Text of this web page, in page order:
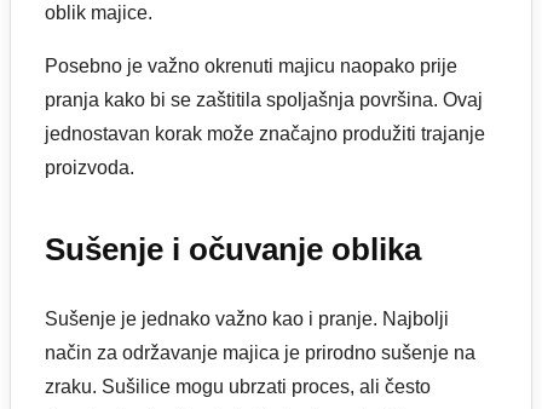
oblik majice.
Posebno je važno okrenuti majicu naopako prije
pranja kako bi se zaštitila spoljašnja površina. Ovaj
jednostavan korak može značajno produžiti trajanje
proizvoda.
Sušenje i očuvanje oblika
Sušenje je jednako važno kao i pranje. Najbolji
način za održavanje majica je prirodno sušenje na
zraku. Sušilice mogu ubrzati proces, ali često